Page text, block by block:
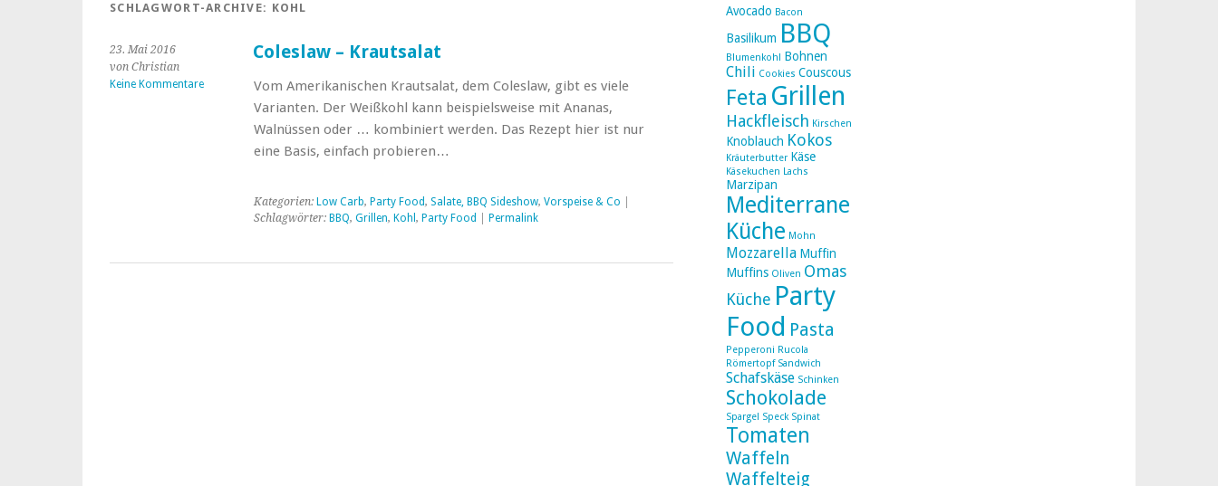
SCHLAGWORT-ARCHIVE: KOHL
23. Mai 2016
von Christian
Keine Kommentare
Coleslaw – Krautsalat
Vom Amerikanischen Krautsalat, dem Coleslaw, gibt es viele
Varianten. Der Weißkohl kann beispielsweise mit Ananas,
Walnüssen oder … kombiniert werden. Das Rezept hier ist nur
eine Basis, einfach probieren…
Kategorien: Low Carb, Party Food, Salate, BBQ Sideshow, Vorspeise & Co
Schlagwörter: BBQ, Grillen, Kohl , Party Food Permalink
Avocado Bacon
Basilikum BBQ
Blumenkohl Bohnen
Chili Cookies Couscous
Feta Grillen
Hackfleisch Kirschen
Knoblauch Kokos
Kräuterbutter Käse
Käsekuchen Lachs
Marzipan
Mediterrane
Küche Mohn
Mozzarella Muffin
Muffins Oliven Omas
Küche Party
Food Pasta
Pepperoni Rucola
Römertopf Sandwich
Schafskäse Schinken
Schokolade
Spargel Speck Spinat
Tomaten
Waffeln
Waffelteig